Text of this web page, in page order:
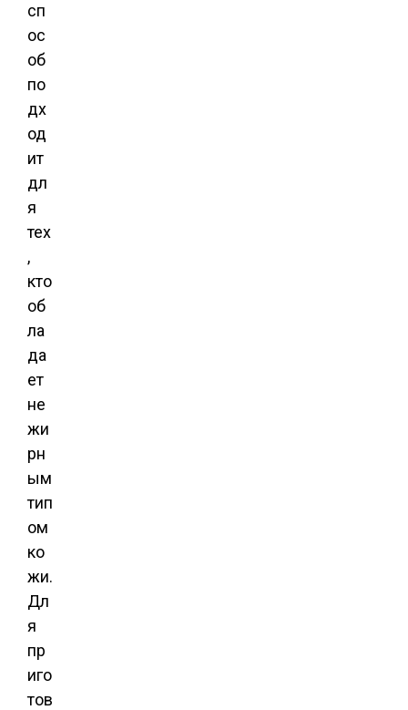
сп
ос
об
по
дх
од
ит
дл
я
тех
,
кто
об
ла
да
ет
не
жи
рн
ым
тип
ом
ко
жи.
Дл
я
пр
иго
тов